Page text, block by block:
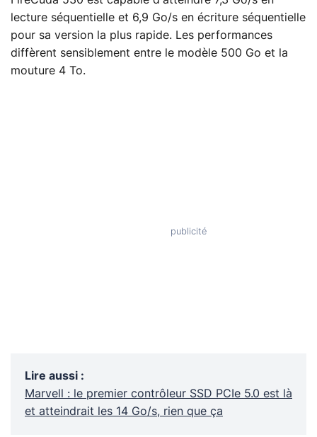
lecture séquentielle et 6,9 Go/s en écriture séquentielle
pour sa version la plus rapide. Les performances
diffèrent sensiblement entre le modèle 500 Go et la
mouture 4 To.
Lire aussi :
Marvell : le premier contrôleur SSD PCIe 5.0 est là
et atteindrait les 14 Go/s, rien que ça